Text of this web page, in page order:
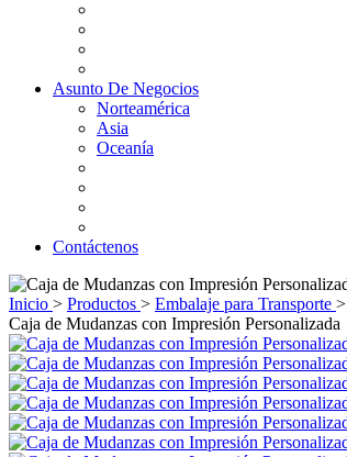
Asunto De Negocios
Norteamérica
Asia
Oceanía
Contáctenos
Inicio > Productos > Embalaje para Transporte >
Caja de Mudanzas con Impresión Personalizada